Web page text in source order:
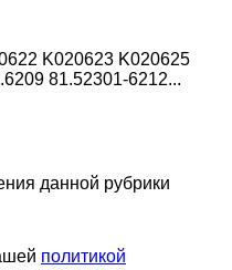
K020623 K020625
81.52301-6212...
данной рубрики
политикой